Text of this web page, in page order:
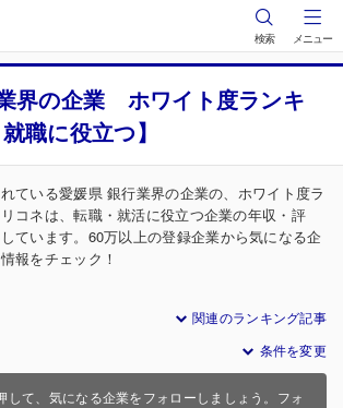
検索 メニュー
界の企業 ホワイト度ランキ
職に役立つ】
ている愛媛県 銀行業界の企業の、ホワイト度ラ
コネは、転職・就活に役立つ企業の年収・評
ています。60万以上の登録企業から気になる企
報をチェック！
関連のランキング記事
条件を変更
して、気になる企業をフォローしましょう。フォ